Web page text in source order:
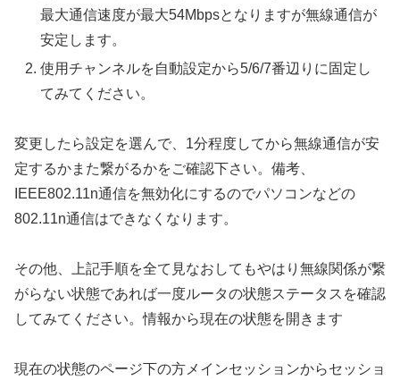
最大通信速度が最大54Mbpsとなりますが無線通信が
安定します。
使用チャンネルを自動設定から5/6/7番辺りに固定し
てみてください。
変更したら設定を選んで、1分程度してから無線通信が安
定するかまた繋がるかをご確認下さい。備考、
IEEE802.11n通信を無効化にするのでパソコンなどの
802.11n通信はできなくなります。
その他、上記手順を全て見なおしてもやはり無線関係が繋
がらない状態であれば一度ルータの状態ステータスを確認
してみてください。情報から現在の状態を開きます
現在の状態のページ下の方メインセッションからセッショ